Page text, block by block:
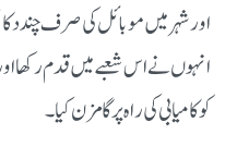
اور شہر میں موبائل کی صرف چند
انہوں نے اس شعبے میں قدم رکھا
کو کامیابی کی راہ پر گامزن کیا۔